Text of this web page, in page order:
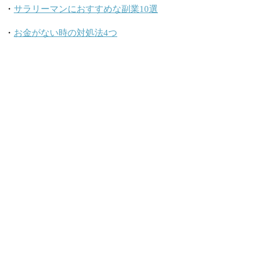
・ サラリーマンにおすすめな副業10選
・ お金がない時の対処法4つ